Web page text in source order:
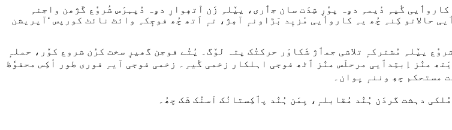
گٔیہِ دٔیمہِ دۄہ پوٗرٕ شِدَت سان جٲری، ییٚلہِ زَن آتھٕوارِ دۄہ دُپہرَس شُروٗع گَژھن واجنہِ
حالاتو کِنہِ چُھ یہِ کاروٲیی مٔزیٖد بَڑاونہٕ آمٕژ، تہٕ اَتھ چُھ فوجٕکہِ وائٹ نائٹ کورپس ‘آپریشن
ییٚلہِ مُشترکہٕ تلاشی جمٲژ شَکاوَر حرکتُک پتہ لوٚگ۔ یُتُے فوجن گھیرٕ سخت کرُن شروع کوٚر، حملہٕ
منٛز اِبتِدٲیی مرحلَس منٛز ٲٹھ فوجی اہلکار زخمی گٔیہِ۔ زخمی فوجی آیہِ فوری طور أکِس محفوٗظ
مستحکم چھِ وننہٕ یِوان۔
دہشت گردَن ہُنٛد مُقابلہٕ، یِمَن ہُنٛد پٲکِستانُک آسنُک شَک چھُ۔